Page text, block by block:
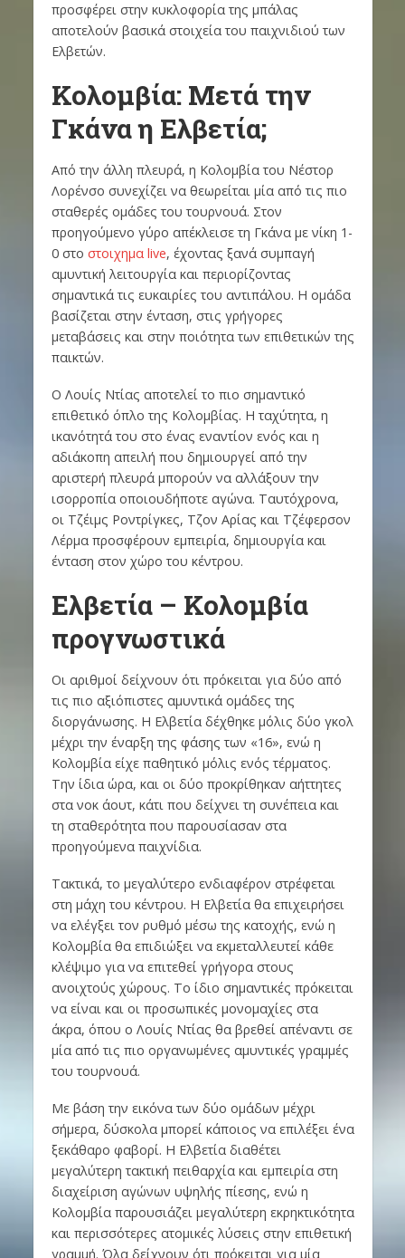
προσφέρει στην κυκλοφορία της μπάλας
αποτελούν βασικά στοιχεία του παιχνιδιού των
Ελβετών.
Κολομβία: Μετά την
Γκάνα η Ελβετία;
Από την άλλη πλευρά, η Κολομβία του Νέστορ
Λορένσο συνεχίζει να θεωρείται μία από τις πιο
σταθερές ομάδες του τουρνουά. Στον
προηγούμενο γύρο απέκλεισε τη Γκάνα με νίκη 1-
0 στο στοιχημα live, έχοντας ξανά συμπαγή
αμυντική λειτουργία και περιορίζοντας
σημαντικά τις ευκαιρίες του αντιπάλου. Η ομάδα
βασίζεται στην ένταση, στις γρήγορες
μεταβάσεις και στην ποιότητα των επιθετικών της
παικτών.
Ο Λουίς Ντίας αποτελεί το πιο σημαντικό
επιθετικό όπλο της Κολομβίας. Η ταχύτητα, η
ικανότητά του στο ένας εναντίον ενός και η
αδιάκοπη απειλή που δημιουργεί από την
αριστερή πλευρά μπορούν να αλλάξουν την
ισορροπία οποιουδήποτε αγώνα. Ταυτόχρονα,
οι Τζέιμς Ροντρίγκες, Τζον Αρίας και Τζέφερσον
Λέρμα προσφέρουν εμπειρία, δημιουργία και
ένταση στον χώρο του κέντρου.
Ελβετία – Κολομβία
προγνωστικά
Οι αριθμοί δείχνουν ότι πρόκειται για δύο από
τις πιο αξιόπιστες αμυντικά ομάδες της
διοργάνωσης. Η Ελβετία δέχθηκε μόλις δύο γκολ
μέχρι την έναρξη της φάσης των «16», ενώ η
Κολομβία είχε παθητικό μόλις ενός τέρματος.
Την ίδια ώρα, και οι δύο προκρίθηκαν αήττητες
στα νοκ άουτ, κάτι που δείχνει τη συνέπεια και
τη σταθερότητα που παρουσίασαν στα
προηγούμενα παιχνίδια.
Τακτικά, το μεγαλύτερο ενδιαφέρον στρέφεται
στη μάχη του κέντρου. Η Ελβετία θα επιχειρήσει
να ελέγξει τον ρυθμό μέσω της κατοχής, ενώ η
Κολομβία θα επιδιώξει να εκμεταλλευτεί κάθε
κλέψιμο για να επιτεθεί γρήγορα στους
ανοιχτούς χώρους. Το ίδιο σημαντικές πρόκειται
να είναι και οι προσωπικές μονομαχίες στα
άκρα, όπου ο Λουίς Ντίας θα βρεθεί απέναντι σε
μία από τις πιο οργανωμένες αμυντικές γραμμές
του τουρνουά.
Με βάση την εικόνα των δύο ομάδων μέχρι
σήμερα, δύσκολα μπορεί κάποιος να επιλέξει ένα
ξεκάθαρο φαβορί. Η Ελβετία διαθέτει
μεγαλύτερη τακτική πειθαρχία και εμπειρία στη
διαχείριση αγώνων υψηλής πίεσης, ενώ η
Κολομβία παρουσιάζει μεγαλύτερη εκρηκτικότητα
και περισσότερες ατομικές λύσεις στην επιθετική
γραμμή. Όλα δείχνουν ότι πρόκειται για μία